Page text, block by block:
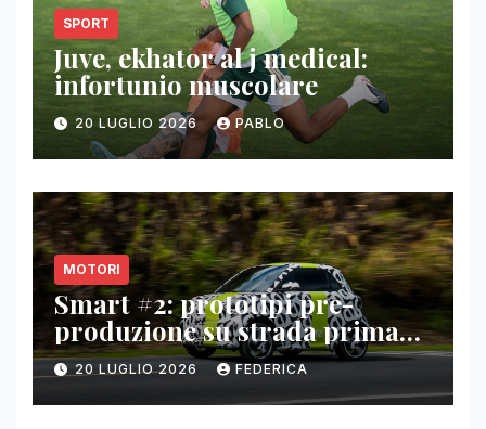
SPORT
Juve, ekhator al j medical:
infortunio muscolare
20 LUGLIO 2026 PABLO
MOTORI
Smart #2: prototipi pre-
produzione su strada prima
del paris motor show 2026
20 LUGLIO 2026 FEDERICA